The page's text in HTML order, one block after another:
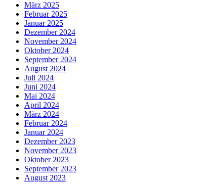
März 2025
Februar 2025
Januar 2025
Dezember 2024
November 2024
Oktober 2024
September 2024
August 2024
Juli 2024
Juni 2024
Mai 2024
April 2024
März 2024
Februar 2024
Januar 2024
Dezember 2023
November 2023
Oktober 2023
September 2023
August 2023